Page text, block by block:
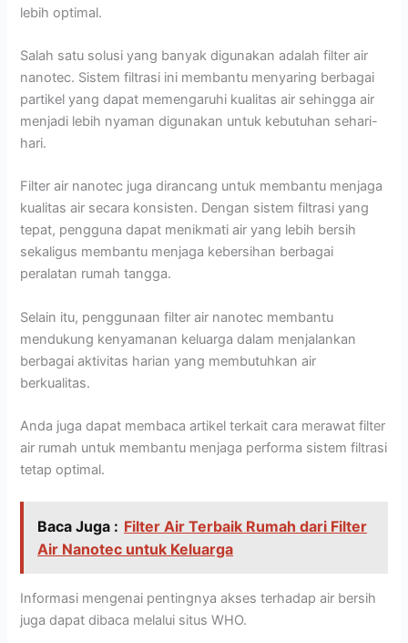
lebih optimal.
Salah satu solusi yang banyak digunakan adalah filter air
nanotec. Sistem filtrasi ini membantu menyaring berbagai
partikel yang dapat memengaruhi kualitas air sehingga air
menjadi lebih nyaman digunakan untuk kebutuhan sehari-
hari.
Filter air nanotec juga dirancang untuk membantu menjaga
kualitas air secara konsisten. Dengan sistem filtrasi yang
tepat, pengguna dapat menikmati air yang lebih bersih
sekaligus membantu menjaga kebersihan berbagai
peralatan rumah tangga.
Selain itu, penggunaan filter air nanotec membantu
mendukung kenyamanan keluarga dalam menjalankan
berbagai aktivitas harian yang membutuhkan air
berkualitas.
Anda juga dapat membaca artikel terkait cara merawat filter
air rumah untuk membantu menjaga performa sistem filtrasi
tetap optimal.
Baca Juga : Filter Air Terbaik Rumah dari Filter
Air Nanotec untuk Keluarga
Informasi mengenai pentingnya akses terhadap air bersih
juga dapat dibaca melalui situs WHO.